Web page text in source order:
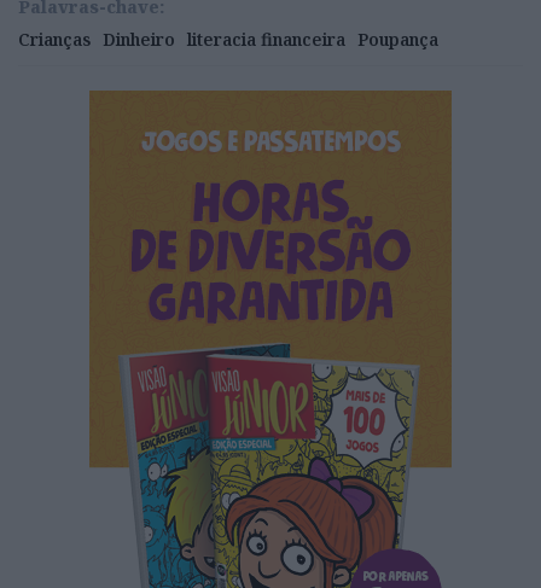
Palavras-chave:
Crianças Dinheiro literacia financeira Poupança